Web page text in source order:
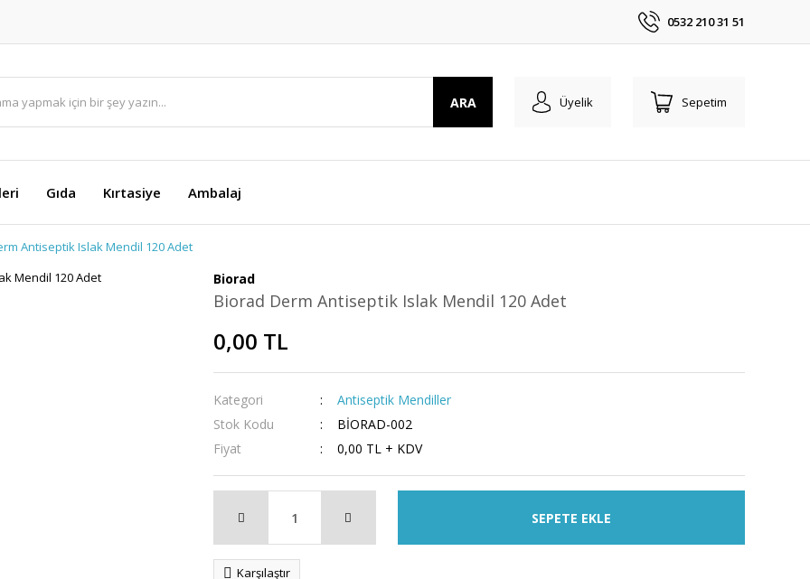
0532 210 31 51
ARA Üyelik Sepetim
Gıda Kırtasiye Ambalaj
Antiseptik Islak Mendil 120 Adet
Biorad
Biorad Derm Antiseptik Islak Mendil 120 Adet
0,00 TL
Kategori
Antiseptik Mendiller
Stok Kodu
BİORAD-002
Fiyat
0,00 TL + KDV
SEPETE EKLE
Karşılaştır